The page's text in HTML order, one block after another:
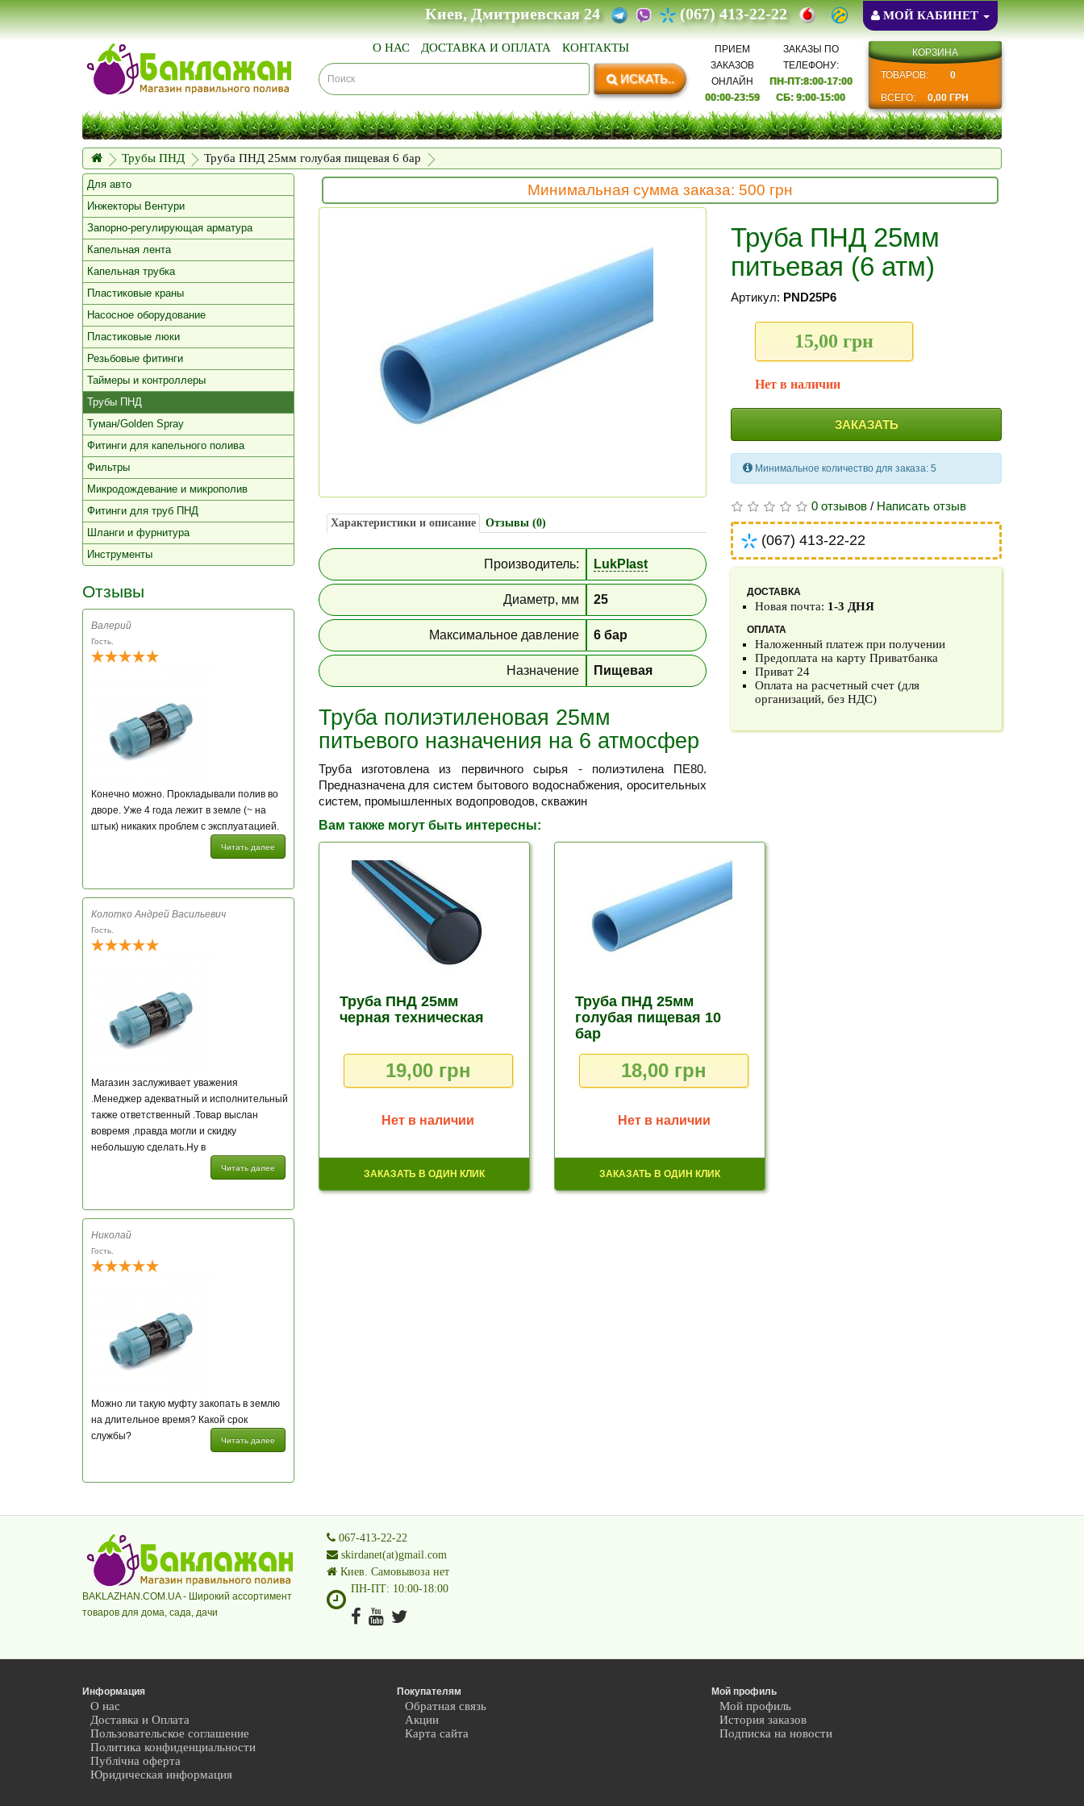
Киев, Дмитриевская 24 (067) 413-22-22 МОЙ КАБИНЕТ
О НАС ДОСТАВКА И ОПЛАТА КОНТАКТЫ
ИСКАТЬ..
ПРИЕМ
ЗАКАЗОВ
ОНЛАЙН
00:00-23:59
ЗАКАЗЫ ПО
ТЕЛЕФОНУ:
ПН-ПТ:8:00-17:00
СБ: 9:00-15:00
КОРЗИНА
ТОВАРОВ:
0
ВСЕГО:
0,00 ГРН
Трубы ПНД Труба ПНД 25мм голубая пищевая 6 бар
Для авто
Инжекторы Вентури
Запорно-регулирующая арматура
Капельная лента
Капельная трубка
Пластиковые краны
Насосное оборудование
Пластиковые люки
Резьбовые фитинги
Таймеры и контроллеры
Трубы ПНД
Туман/Golden Spray
Фитинги для капельного полива
Фильтры
Микродождевание и микрополив
Фитинги для труб ПНД
Шланги и фурнитура
Инструменты
Отзывы
Валерий
Гость.
Конечно можно. Прокладывали полив во
дворе. Уже 4 года лежит в земле (~ на
штык) никаких проблем с эксплуатацией.
Читать далее
Колотко Андрей Васильевич
Гость.
Магазин заслуживает уважения
.Менеджер адекватный и исполнительный
также ответственный .Товар выслан
вовремя ,правда могли и скидку
небольшую сделать.Ну в
Читать далее
Николай
Гость.
Можно ли такую муфту закопать в землю
на длительное время? Какой срок
службы?
Читать далее
Минимальная сумма заказа: 500 грн
Характеристики и описание Отзывы (0)
Производитель: LukPlast
Диаметр, мм 25
Максимальное давление 6 бар
Назначение Пищевая
Труба полиэтиленовая 25мм
питьевого назначения на 6 атмосфер
Труба изготовлена из первичного сырья - полиэтилена ПЕ80.
Предназначена для систем бытового водоснабжения, оросительных
систем, промышленных водопроводов, скважин
Труба ПНД 25мм
питьевая (6 атм)
Артикул: PND25P6
15,00 грн
Нет в наличии
ЗАКАЗАТЬ
Минимальное количество для заказа: 5
0 отзывов / Написать отзыв
(067) 413-22-22
ДОСТАВКА
Новая почта: 1-3 ДНЯ
ОПЛАТА
Наложенный платеж при получении
Предоплата на карту Приватбанка
Приват 24
Оплата на расчетный счет (для
организаций, без НДС)
Вам также могут быть интересны:
Труба ПНД 25мм
черная техническая
19,00 грн
Нет в наличии
ЗАКАЗАТЬ В ОДИН КЛИК
Труба ПНД 25мм
голубая пищевая 10
бар
18,00 грн
Нет в наличии
ЗАКАЗАТЬ В ОДИН КЛИК
BAKLAZHAN.COM.UA - Широкий ассортимент
товаров для дома, сада, дачи
067-413-22-22
skirdanet(at)gmail.com
Киев. Самовывоза нет
ПН-ПТ: 10:00-18:00
Информация
О нас
Доставка и Оплата
Пользовательское соглашение
Политика конфиденциальности
Публічна оферта
Юридическая информация
Покупателям
Обратная связь
Акции
Карта сайта
Мой профиль
Мой профиль
История заказов
Подписка на новости